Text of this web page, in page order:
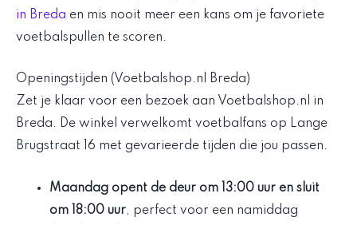
in Breda en mis nooit meer een kans om je favoriete
voetbalspullen te scoren.
Openingstijden (Voetbalshop.nl Breda)
Zet je klaar voor een bezoek aan Voetbalshop.nl in
Breda. De winkel verwelkomt voetbalfans op Lange
Brugstraat 16 met gevarieerde tijden die jou passen.
Maandag opent de deur om 13:00 uur en sluit
om 18:00 uur, perfect voor een namiddag